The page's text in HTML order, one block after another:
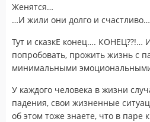
Женятся…
…И жили они долго и счастливо…
Тут и сказкЕ конец…. КОНЕЦ??!…
попробовать, прожить жизнь с
минимальными
У каждого человека в жизни
падения, свои жизненные
об этом тоже знаете, что в паре